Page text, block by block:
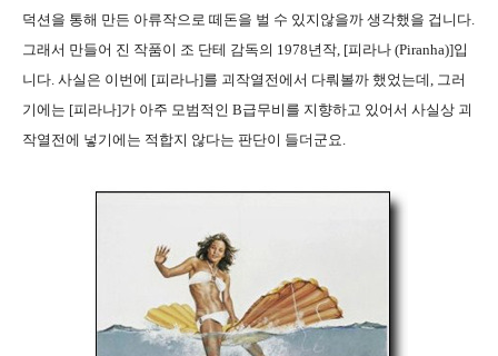
덕션을 통해 만든 아류작으로 떼돈을 벌 수 있지않을까 생각했을 겁니다.
그래서 만들어 진 작품이 조 단테 감독의 1978년작, [피라나 (Piranha)]입
니다. 사실은 이번에 [피라나]를 괴작열전에서 다뤄볼까 했었는데, 그러
기에는 [피라나]가 아주 모범적인 B급무비를 지향하고 있어서 사실상 괴
작열전에 넣기에는 적합지 않다는 판단이 들더군요.